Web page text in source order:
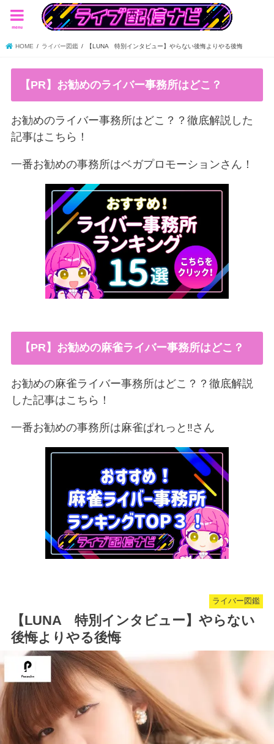
menu
HOME ライバー図鑑 【LUNA 特別インタビュー】やらない後悔よりやる後悔
【PR】お勧めのライバー事務所はどこ？
お勧めのライバー事務所はどこ？？徹底解説した
記事はこちら！
一番お勧めの事務所はベガプロモーションさん！
【PR】お勧めの麻雀ライバー事務所はどこ？
お勧めの麻雀ライバー事務所はどこ？？徹底解説
した記事はこちら！
一番お勧めの事務所は麻雀ぱれっと‼︎さん
ライバー図鑑
【LUNA 特別インタビュー】やらない
後悔よりやる後悔